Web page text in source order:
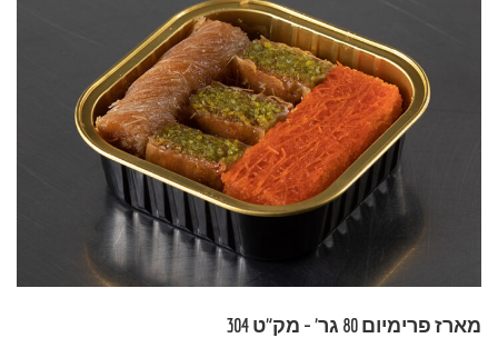
מארז פרימיום 80 גר’ – מק”ט 304